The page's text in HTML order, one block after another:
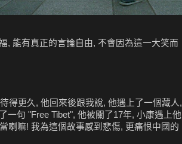
, 能有真正的言論自由, 不會因為這一大笑而
得更久, 他回來後跟我說, 他遇上了一個藏人,
一句 "Free Tibet", 他被關了17年, 小康遇上他
喇嘛! 我為這個故事感到悲傷, 更痛恨中國的